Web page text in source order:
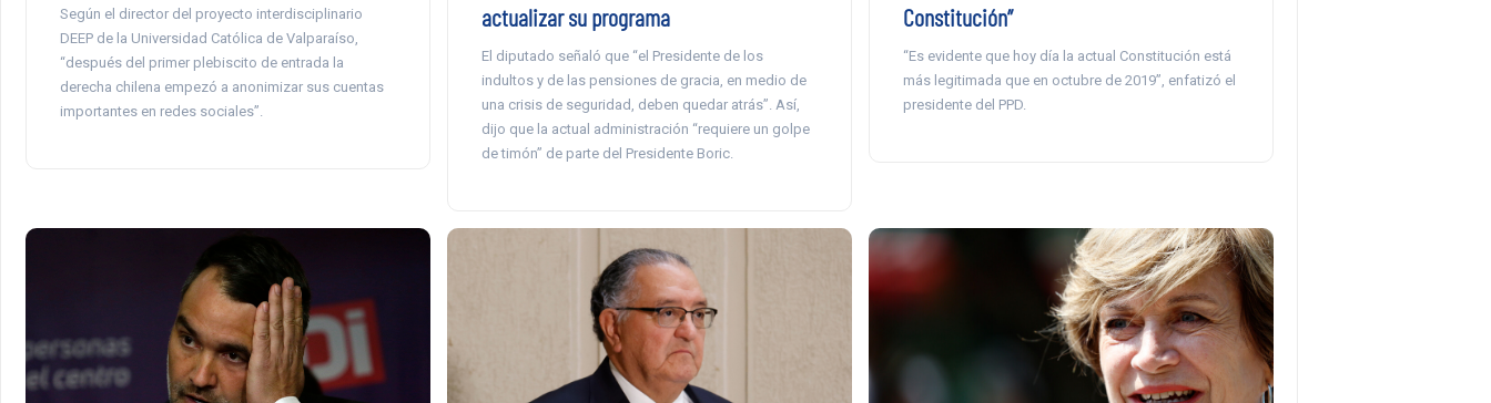
Según el director del proyecto interdisciplinario
DEEP de la Universidad Católica de Valparaíso,
“después del primer plebiscito de entrada la
derecha chilena empezó a anonimizar sus cuentas
importantes en redes sociales”.
actualizar su programa
El diputado señaló que “el Presidente de los
indultos y de las pensiones de gracia, en medio de
una crisis de seguridad, deben quedar atrás”. Así,
dijo que la actual administración “requiere un golpe
de timón” de parte del Presidente Boric.
Constitución”
“Es evidente que hoy día la actual Constitución está
más legitimada que en octubre de 2019”, enfatizó el
presidente del PPD.